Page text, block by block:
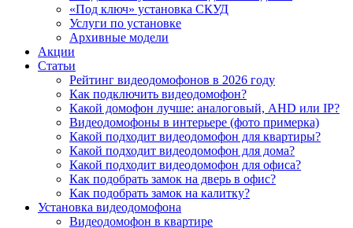
«Под ключ» установка СКУД
Услуги по установке
Архивные модели
Акции
Статьи
Рейтинг видеодомофонов в 2026 году
Как подключить видеодомофон?
Какой домофон лучше: аналоговый, AHD или IP?
Видеодомофоны в интерьере (фото примерка)
Какой подходит видеодомофон для квартиры?
Какой подходит видеодомофон для дома?
Какой подходит видеодомофон для офиса?
Как подобрать замок на дверь в офис?
Как подобрать замок на калитку?
Установка видеодомофона
Видеодомофон в квартире